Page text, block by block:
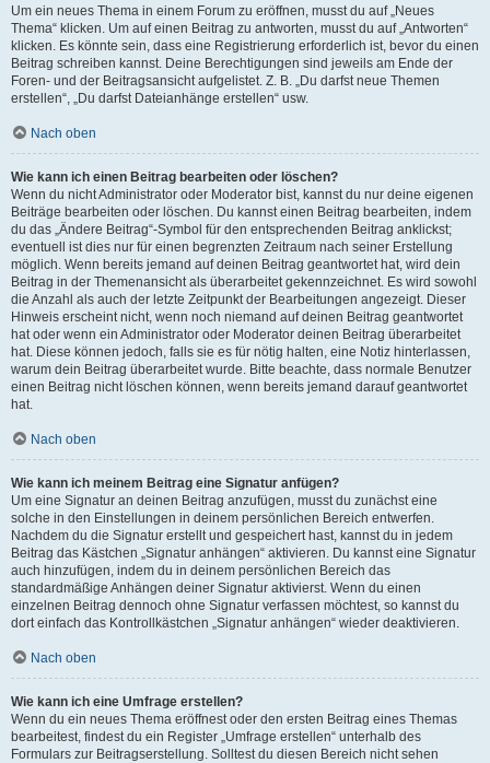
Um ein neues Thema in einem Forum zu eröffnen, musst du auf „Neues
Thema“ klicken. Um auf einen Beitrag zu antworten, musst du auf „Antworten“
klicken. Es könnte sein, dass eine Registrierung erforderlich ist, bevor du einen
Beitrag schreiben kannst. Deine Berechtigungen sind jeweils am Ende der
Foren- und der Beitragsansicht aufgelistet. Z. B. „Du darfst neue Themen
erstellen“, „Du darfst Dateianhänge erstellen“ usw.
Nach oben
Wie kann ich einen Beitrag bearbeiten oder löschen?
Wenn du nicht Administrator oder Moderator bist, kannst du nur deine eigenen
Beiträge bearbeiten oder löschen. Du kannst einen Beitrag bearbeiten, indem
du das „Ändere Beitrag“-Symbol für den entsprechenden Beitrag anklickst;
eventuell ist dies nur für einen begrenzten Zeitraum nach seiner Erstellung
möglich. Wenn bereits jemand auf deinen Beitrag geantwortet hat, wird dein
Beitrag in der Themenansicht als überarbeitet gekennzeichnet. Es wird sowohl
die Anzahl als auch der letzte Zeitpunkt der Bearbeitungen angezeigt. Dieser
Hinweis erscheint nicht, wenn noch niemand auf deinen Beitrag geantwortet
hat oder wenn ein Administrator oder Moderator deinen Beitrag überarbeitet
hat. Diese können jedoch, falls sie es für nötig halten, eine Notiz hinterlassen,
warum dein Beitrag überarbeitet wurde. Bitte beachte, dass normale Benutzer
einen Beitrag nicht löschen können, wenn bereits jemand darauf geantwortet
hat.
Nach oben
Wie kann ich meinem Beitrag eine Signatur anfügen?
Um eine Signatur an deinen Beitrag anzufügen, musst du zunächst eine
solche in den Einstellungen in deinem persönlichen Bereich entwerfen.
Nachdem du die Signatur erstellt und gespeichert hast, kannst du in jedem
Beitrag das Kästchen „Signatur anhängen“ aktivieren. Du kannst eine Signatur
auch hinzufügen, indem du in deinem persönlichen Bereich das
standardmäßige Anhängen deiner Signatur aktivierst. Wenn du einen
einzelnen Beitrag dennoch ohne Signatur verfassen möchtest, so kannst du
dort einfach das Kontrollkästchen „Signatur anhängen“ wieder deaktivieren.
Nach oben
Wie kann ich eine Umfrage erstellen?
Wenn du ein neues Thema eröffnest oder den ersten Beitrag eines Themas
bearbeitest, findest du ein Register „Umfrage erstellen“ unterhalb des
Formulars zur Beitragserstellung. Solltest du diesen Bereich nicht sehen